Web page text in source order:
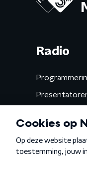
Radio
Gemist
Algemene